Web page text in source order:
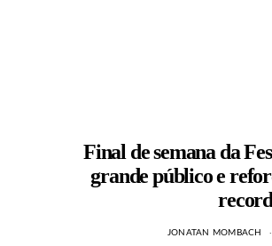
Final de semana da
grande público e
JONATAN MOMBACH